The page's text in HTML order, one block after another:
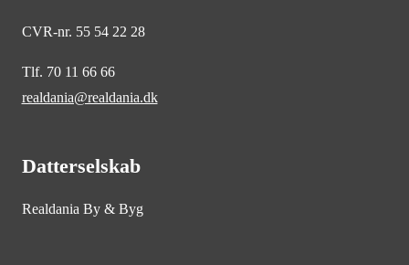
CVR-nr. 55 54 22 28
Tlf. 70 11 66 66
realdania@realdania.dk
Datterselskab
Realdania By & Byg